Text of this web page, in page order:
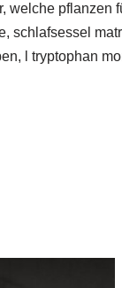
schlafsessel
l tryptophan